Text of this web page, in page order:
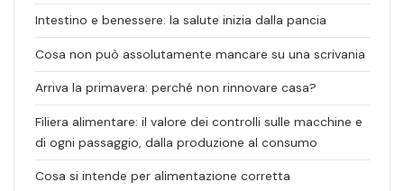
Intestino e benessere: la salute inizia dalla pancia
Cosa non può assolutamente mancare su una scrivania
Arriva la primavera: perché non rinnovare casa?
Filiera alimentare: il valore dei controlli sulle macchine e
di ogni passaggio, dalla produzione al consumo
Cosa si intende per alimentazione corretta